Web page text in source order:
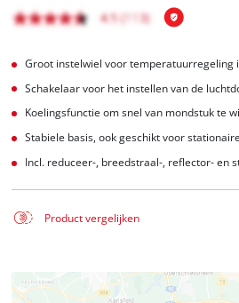
Groot instelwiel voor temperatuurregeling
Schakelaar voor het instellen van de
Koelingsfunctie om snel van mondstuk te
Stabiele basis, ook geschikt voor
Incl. reduceer-, breedstraal-, reflector- en
Product vergelijken